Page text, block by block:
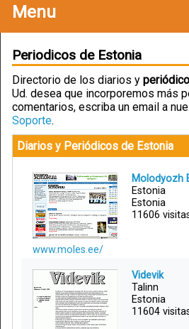
Menu
Periodicos de Estonia
Directorio de los diarios y
Ud. desea que incorporemos más
comentarios, escriba un email a
Soporte.
Diarios y Periódicos de Estonia
Molodyozh
Estonia
Estonia
11606
www.moles.ee/
Videvik
Talinn
Estonia
11604